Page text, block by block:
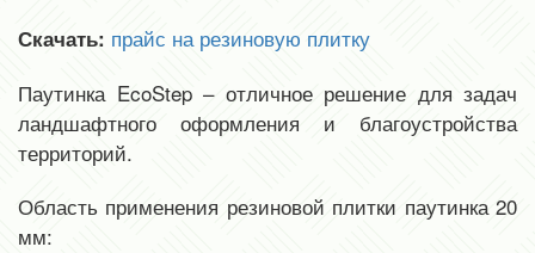
Скачать: прайс на резиновую плитку
Паутинка EcoStep – отличное решение для задач
ландшафтного оформления и благоустройства
территорий.
Область применения резиновой плитки паутинка 20
мм: